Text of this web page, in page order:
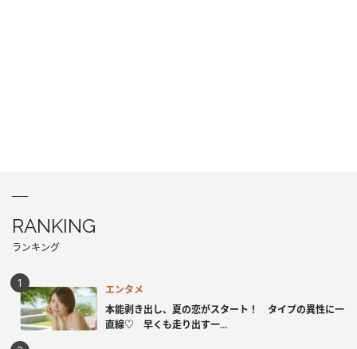
RANKING
ランキング
エンタメ
本能剥き出し、夏の恋がスタート！ タイプの異性に一
直線♡ 早くも走り出す一...